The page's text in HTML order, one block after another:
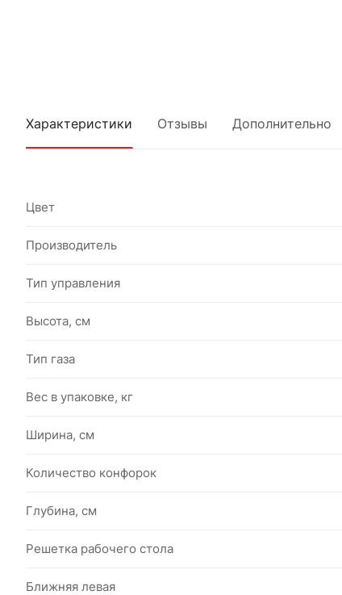
Характеристики Отзывы Дополнительно
Цвет
Производитель
Тип управления
Высота, см
Тип газа
Вес в упаковке, кг
Ширина, см
Количество конфорок
Глубина, см
Решетка рабочего стола
Ближняя левая